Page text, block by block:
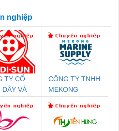
nghiệp
TY CỔ
DÂY VÀ
ĐÌNH
CÔNG TY TNHH
MEKONG
SUPPLY